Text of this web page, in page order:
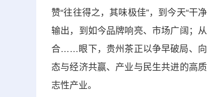
赞“往往得之，其味极佳”，到今天“
输出，到如今品牌响亮、市场广阔；
合……眼下，贵州茶正以争早破局、
态与经济共赢、产业与民生共进的高
志性产业。